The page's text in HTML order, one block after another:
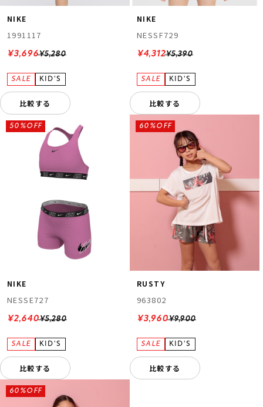
NIKE
1991117
¥5,280
¥3,696
比較する
NIKE
NESSF729
¥5,390
¥4,312
比較する
NIKE
NESSE727
¥5,280
50%OFF
¥2,640
比較する
RUSTY
963802
¥9,900
60%OFF
¥3,960
比較する
60%OFF